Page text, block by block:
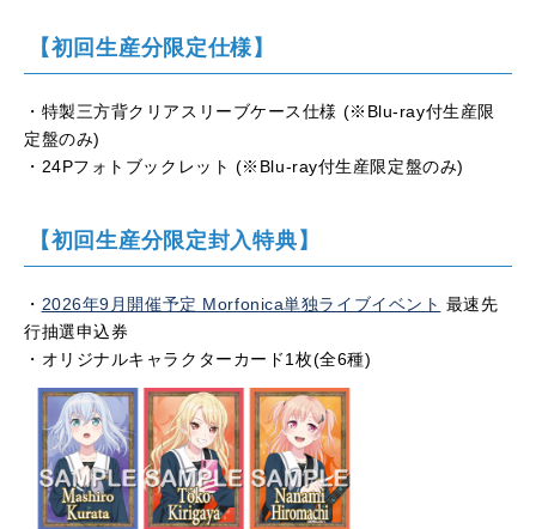
【初回生産分限定仕様】
・特製三方背クリアスリーブケース仕様 (※Blu-ray付生産限
定盤のみ)
・24Pフォトブックレット (※Blu-ray付生産限定盤のみ)
【初回生産分限定封入特典】
・ 2026年9月開催予定 Morfonica単独ライブイベント 最速先
行抽選申込券
・オリジナルキャラクターカード1枚(全6種)